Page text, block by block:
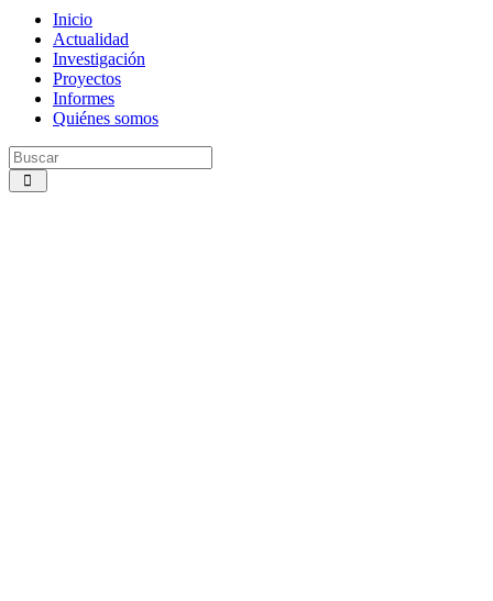
Inicio
Actualidad
Investigación
Proyectos
Informes
Quiénes somos